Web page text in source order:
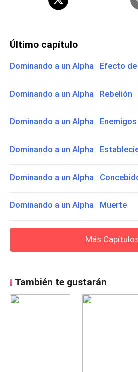
Último capítulo
Dominando a un Alpha Efecto
Dominando a un Alpha Rebelión
Dominando a un Alpha Enemigos
Dominando a un Alpha
Dominando a un Alpha
Dominando a un Alpha Muerte
Más
También te gustarán